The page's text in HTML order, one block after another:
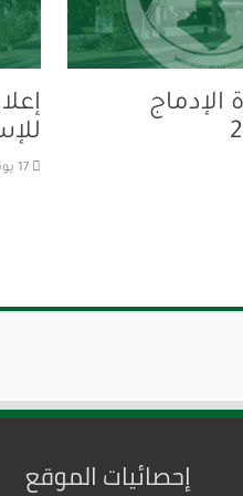
الإدماج
17 يونيو 2025
إحصائيات الموقع